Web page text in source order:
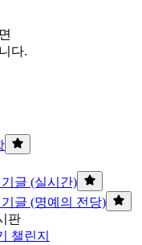
다.
글 (실시간)
글 (명예의 전당)
판
챌린지